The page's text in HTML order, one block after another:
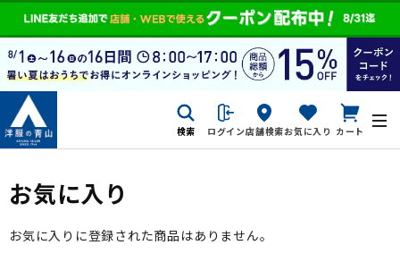
検索 ログイン店舗検索お気に入り カート
お気に入り
お気に入りに登録された商品はありません。